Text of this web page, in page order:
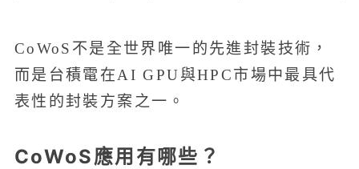
CoWoS不是全世界唯一的先進封裝技術，
而是台積電在AI GPU與HPC市場中最具代
表性的封裝方案之一。
CoWoS應用有哪些？